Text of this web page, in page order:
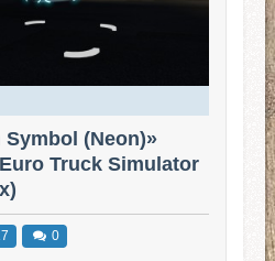
(Neon)»
Truck Simulator
0